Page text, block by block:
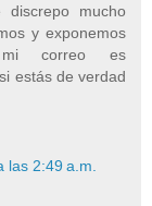
mucho
y exponemos
correo es
estás de verdad
las 2:49 a.m.